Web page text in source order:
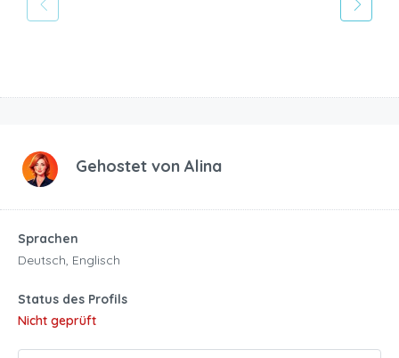
Gehostet von Alina
Sprachen
Deutsch, Englisch
Status des Profils
Nicht geprüft